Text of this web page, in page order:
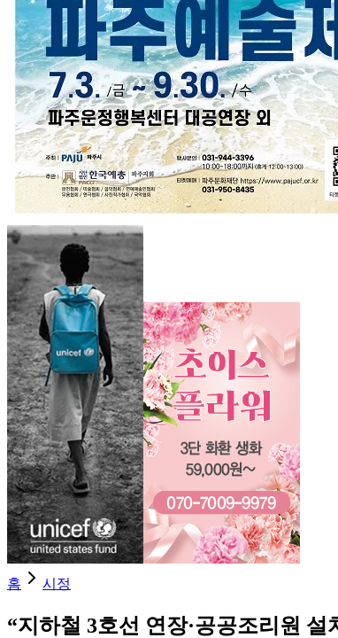
홈 시정
“지하철 3호선 연장·공공조리원 설